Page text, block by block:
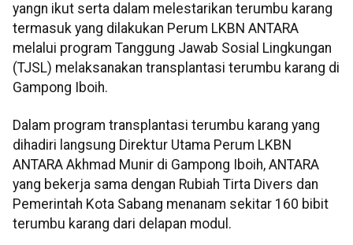
yangn ikut serta dalam melestarikan terumbu karang
termasuk yang dilakukan Perum LKBN ANTARA
melalui program Tanggung Jawab Sosial Lingkungan
(TJSL) melaksanakan transplantasi terumbu karang di
Gampong Iboih.
Dalam program transplantasi terumbu karang yang
dihadiri langsung Direktur Utama Perum LKBN
ANTARA Akhmad Munir di Gampong Iboih, ANTARA
yang bekerja sama dengan Rubiah Tirta Divers dan
Pemerintah Kota Sabang menanam sekitar 160 bibit
terumbu karang dari delapan modul.